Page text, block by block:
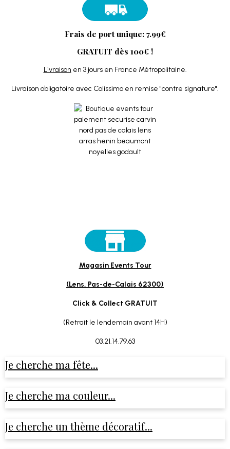
Frais de port unique: 7.99€
GRATUIT dès 100€ !
Livraison en 3 jours en France Métropolitaine.
Livraison obligatoire avec Colissimo en remise "contre signature".
Magasin Events Tour
(Lens, Pas-de-Calais 62300)
Click & Collect GRATUIT
(Retrait le lendemain avant 14H)
03.21.14.79.63
Je cherche ma fête...
Je cherche ma couleur...
Je cherche un thème décoratif...